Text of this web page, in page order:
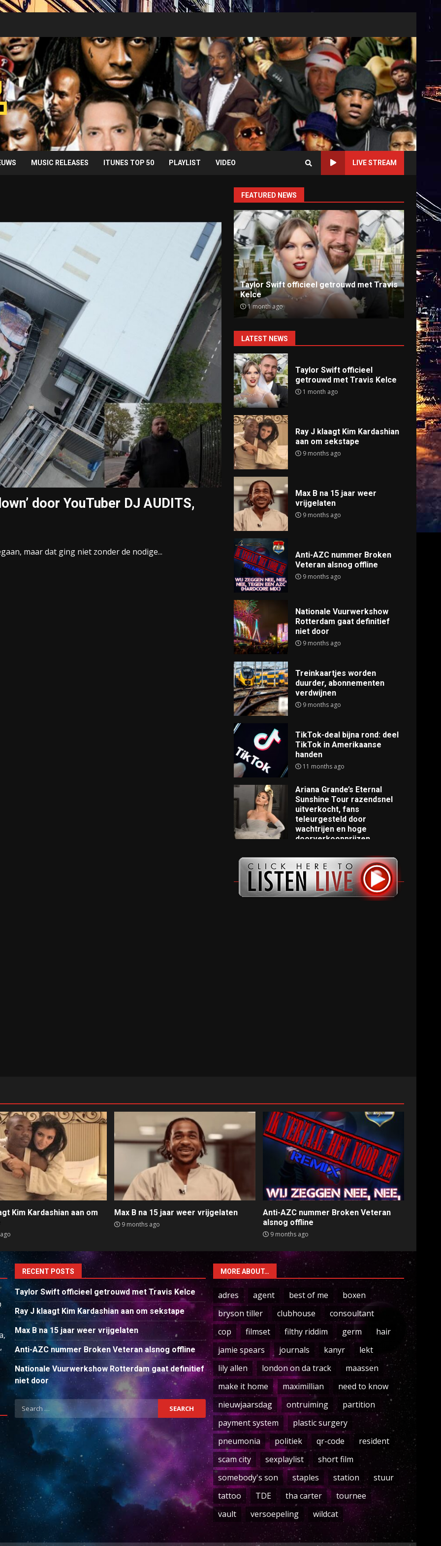
MUSIC RELEASES ITUNES TOP 50 PLAYLIST VIDEO LIVE STREAM
door YouTuber DJ AUDITS,
maar dat ging niet zonder de nodige...
FEATURED NEWS
Taylor Swift officieel getrouwd met Travis
Kelce
1 month ago
Ray J klaagt Kim Kardashian aan om
sekstape
9 months ago
Anti-
9
LATEST NEWS
Taylor Swift officieel
getrouwd met Travis Kelce
1 month ago
Ray J klaagt Kim Kardashian
aan om sekstape
9 months ago
Max B na 15 jaar weer
vrijgelaten
9 months ago
Anti-AZC nummer Broken
Veteran alsnog offline
9 months ago
Nationale Vuurwerkshow
Rotterdam gaat definitief
niet door
9 months ago
Treinkaartjes worden
duurder, abonnementen
verdwijnen
9 months ago
TikTok-deal bijna rond: deel
TikTok in Amerikaanse
handen
11 months ago
Ariana Grande’s Eternal
Sunshine Tour razendsnel
uitverkocht, fans
teleurgesteld door
wachtrijen en hoge
doorverkoopprijzen
Kim Kardashian aan om
Max B na 15 jaar weer vrijgelaten
9 months ago
Anti-AZC nummer Broken Veteran
alsnog offline
9 months ago
RECENT POSTS
Taylor Swift officieel getrouwd met Travis Kelce
Ray J klaagt Kim Kardashian aan om sekstape
Max B na 15 jaar weer vrijgelaten
Anti-AZC nummer Broken Veteran alsnog offline
Nationale Vuurwerkshow Rotterdam gaat definitief
niet door
Search
for:
MORE ABOUT…
adres agent best of me
boxen
bryson tiller
clubhouse
consoultant
cop
filmset filthy riddim germ
hair
jamie spears
journals kanyr
lekt
lily allen
london on da track
maassen
make it home
maximillian
need to know
nieuwjaarsdag
ontruiming
partition
payment system
plastic surgery
pneumonia
politiek qr-code
resident
scam city
sexplaylist
short film
somebody's son
staples station
stuur
tattoo
TDE tha carter
tournee
vault
versoepeling wildcat